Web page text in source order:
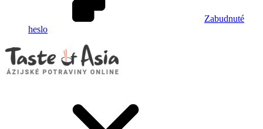
Zabudnuté
heslo